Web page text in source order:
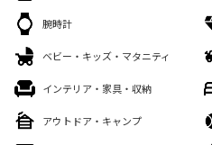
腕時計
ベビー・キッズ・マタニティ
インテリア・家具・収納
アウトドア・キャンプ